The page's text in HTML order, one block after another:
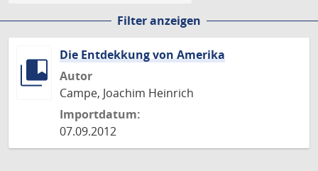
Filter anzeigen
Die Entdekkung von Amerika
Autor
Campe, Joachim Heinrich
Importdatum:
07.09.2012